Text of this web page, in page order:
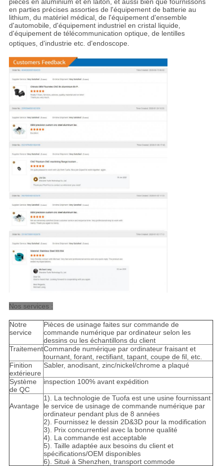
en parties précises assorties de l'équipement de batterie au
lithium, du matériel médical, de l'équipement d'ensemble
d'automobile, d'équipement industriel en cristal liquide,
d'équipement de télécommunication optique, de lentilles
optiques, d'industrie etc. d'endoscope
Nos services :
Notre
service
Pièces de usinage faites sur commande de
commande numérique par ordinateur selon les
dessins ou les échantillons du client
TraitementCommande numérique par ordinateur fraisant et
tournant, forant, rectifiant, tapant, coupe de fil, etc.
Finition
extérieure
Sabler, anodisant, zinc/nickel/chrome a plaqué
Système
de QC
inspection 100% avant expédition
Avantage
1). La technologie de Tuofa est une usine fournissant
le service de usinage de commande numérique par
ordinateur pendant plus de 8 années
2). Fournissez le dessin 2D&3D pour la modification
3). Prix concurrentiel avec la bonne qualité
4). La commande est acceptable
5). Taille adaptée aux besoins du client et
spécifications/OEM disponibles
6). Situé à Shenzhen, transport commode